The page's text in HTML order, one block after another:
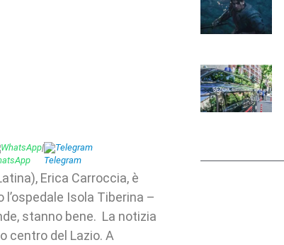
WhatsApp| Telegram
Erica Carroccia, è
Isola Tiberina –
stanno bene. La notizia
centro del Lazio. A